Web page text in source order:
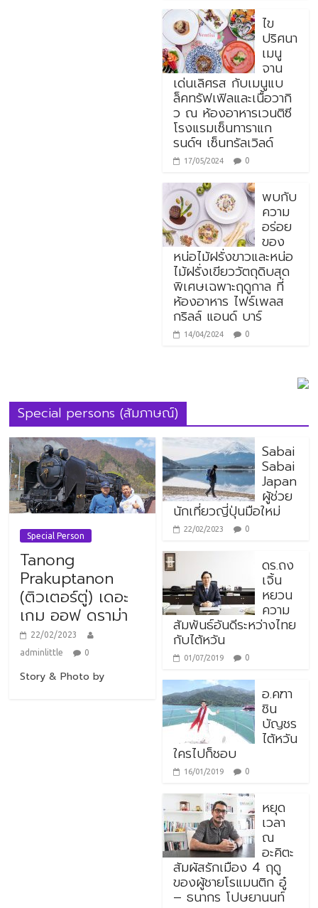
ไข
ปริศนา
เมนู
จาน
เด่นเลิศรส กับเมนูแบ
ล็คทรัฟเฟิลและเนื้อวากิ
ว ณ ห้องอาหารเวนติซี
โรงแรมเซ็นทาราแก
รนด์ฯ เซ็นทรัลเวิลด์
17/05/2024 0
พบกับ
ความ
อร่อย
ของ
หน่อไม้ฝรั่งขาวและหน่อ
ไม้ฝรั่งเขียววัตถุดิบสุด
พิเศษเฉพาะฤดูกาล ที่
ห้องอาหาร ไฟร์เพลส
กริลล์ แอนด์ บาร์
14/04/2024 0
Special persons (สัมภาษณ์)
Special Person
Tanong
Prakuptanon
(ติวเตอร์ตู่) เดอะ
เกม ออฟ ดราม่า
22/02/2023
adminlittle
0
Story & Photo by
Sabai
Sabai
Japan
ผู้ช่วย
นักเที่ยวญี่ปุ่นมือใหม่
22/02/2023 0
ดร.ถง
เจิ้น
หยวน
ความ
สัมพันธ์อันดีระหว่างไทย
กับไต้หวัน
01/07/2019 0
อ.คฑา
ชิน
บัญชร
ไต้หวัน
ใครไปก็ชอบ
16/01/2019 0
หยุด
เวลา
ณ
อะคิตะ
สัมผัสรักเมือง 4 ฤดู
ของผู้ชายโรแมนติก อู๋
– ธนากร โปษยานนท์